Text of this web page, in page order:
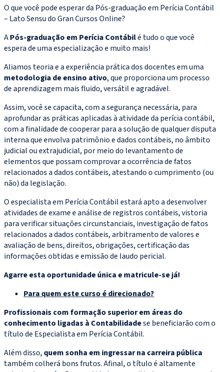
O que você pode esperar da Pós-graduação em Perícia Contábil
– Lato Sensu do Gran Cursos Online?
APós-graduação em Perícia Contábilé tudo o que você
espera de uma especialização e muito mais!
Aliamos teoria e a experiência prática dos docentes em uma
metodologia de ensino ativo, que proporciona um processo
de aprendizagem mais fluido, versátil e agradável.
Assim, você se capacita, com a segurança necessária, para
aprofundar as práticas aplicadas à atividade da perícia contábil,
com a finalidade de cooperar para a solução de qualquer disputa
interna que envolva patrimônio e dados contábeis, no âmbito
judicial ou extrajudicial, por meio do levantamento de
elementos que possam comprovar a ocorrência de fatos
relacionados a dados contábeis, atestando o cumprimento (ou
não) da legislação.
O especialista em Perícia Contábil estará apto a desenvolver
atividades de exame e análise de registros contábeis, vistoria
para verificar situações circunstanciais, investigação de fatos
relacionados a dados contábeis, arbitramento de valores e
avaliação de bens, direitos, obrigações, certificação das
informações obtidas e emissão de laudo pericial.
Agarre esta oportunidade única e matricule-se já!
Para quem este curso é direcionado?
Profissionais com formação superior em áreas do
conhecimento ligadas à Contabilidadese beneficiarão com o
título de Especialista em Perícia Contábil.
Além disso, quem sonha em ingressar na carreira pública
também colherá bons frutos. Afinal, o título é altamente